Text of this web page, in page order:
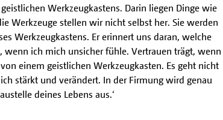
Werkzeugkastens. Darin liegen Dinge wie
Werkzeuge stellen wir nicht selbst her. Sie werden
Werkzeugkastens. Er erinnert uns daran, welche
ich mich unsicher fühle. Vertrauen trägt, wenn
einem geistlichen Werkzeugkasten. Es geht nicht
stärkt und verändert. In der Firmung wird genau
deines Lebens aus.‘